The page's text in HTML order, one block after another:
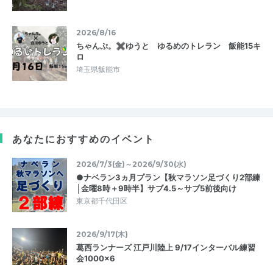
2026/8/16
ちゃんぷ。✖ゆうと ゆるめのトレラン 飯能15キ
ロ
埼玉県飯能市
あなたにおすすめのイベント
2026/7/3(金)～2026/9/30(水)
●ナベラン3ヵ月プラン【秋マラソン足づくり2部練
│金曜8時＋9時半】サブ4.5～サブ5前後向け
東京都千代田区
2026/9/17(木)
葛西ランナーズ 江戸川陸上 9/17インターバル練習
会1000×6